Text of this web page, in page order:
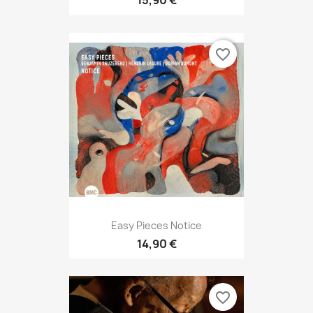
Easy Pieces Notice
14,90 €
favorite_border
favorite_border